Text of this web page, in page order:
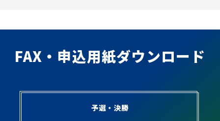
FAX・申込用紙ダウンロード
予選・決勝